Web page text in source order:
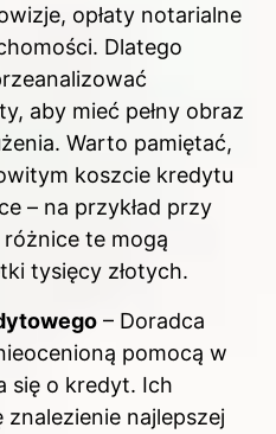
opłaty notarialne
Dlatego
aby mieć pełny obraz
Warto pamiętać,
koszcie kredytu
– na przykład przy
te mogą
tysięcy złotych.
– Doradca
pomocą w
się o kredyt. Ich
znalezienie najlepszej